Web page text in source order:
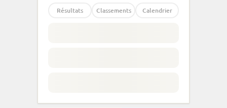
Résultats Classements Calendrier